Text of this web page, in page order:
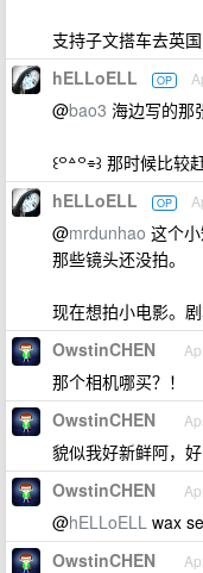
支持子文搭车去英国
hELLoELL OP
@bao3 海边写的那
꒰꒪꒫꒪⌯꒱ 那时候
hELLoELL OP
@mrdunhao 这个
那些镜头还没拍。
现在想拍小电影。
OwstinCHEN
那个相机哪买？！
OwstinCHEN
貌似我好新鲜阿，好
OwstinCHEN
@hELLoELL wax
OwstinCHEN